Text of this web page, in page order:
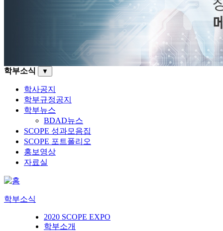
학부소식 ▼
학사공지
학부규정공지
학부뉴스
BDAD뉴스
SCOPE 성과모음집
SCOPE 포트폴리오
홍보영상
자료실
학부소식
2020 SCOPE EXPO
학부소개